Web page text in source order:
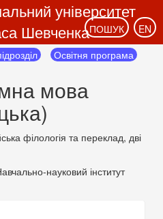
університет
ШевченкаПОШУК
EN
Освітня програма
мова
філологія та переклад, дві
науковий інститут